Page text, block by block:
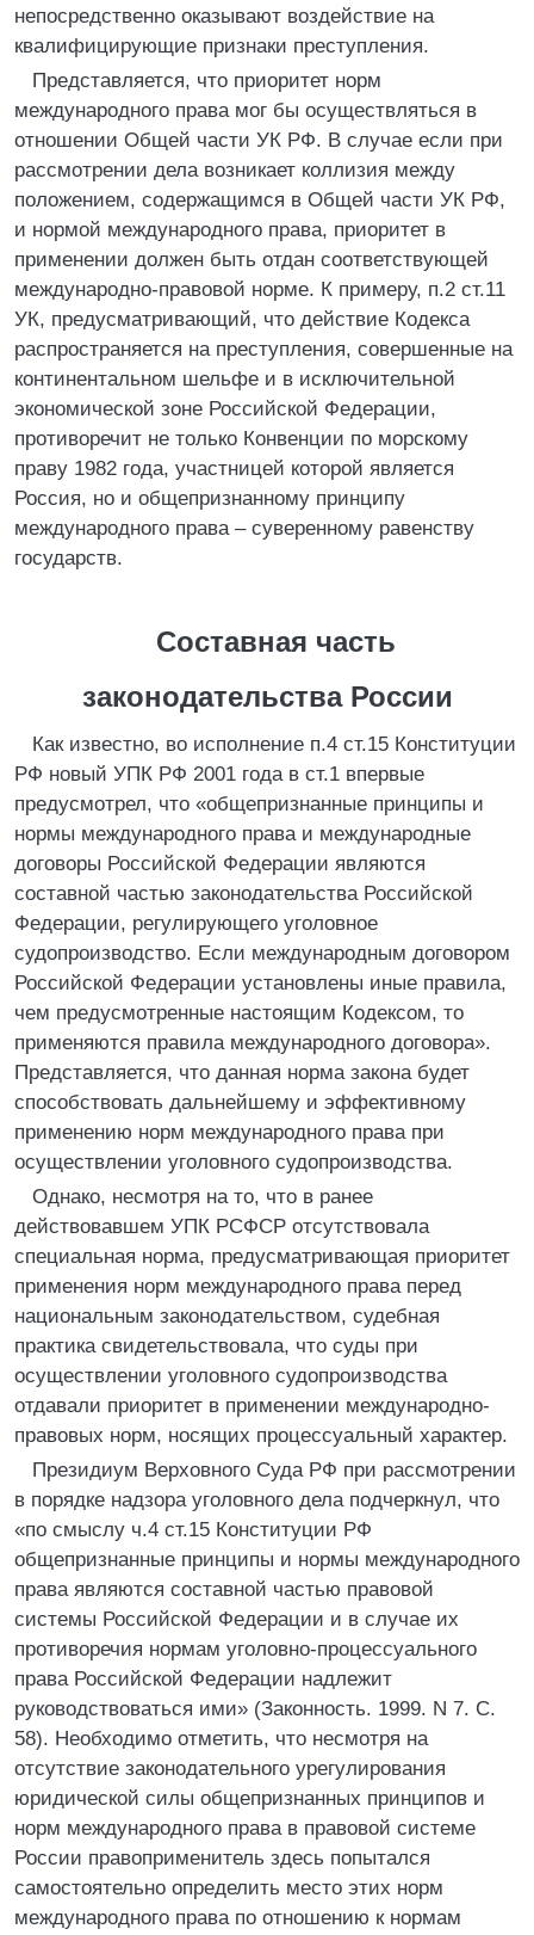
непосредственно оказывают воздействие на
квалифицирующие признаки преступления.
Представляется, что приоритет норм
международного права мог бы осуществляться в
отношении Общей части УК РФ. В случае если при
рассмотрении дела возникает коллизия между
положением, содержащимся в Общей части УК РФ,
и нормой международного права, приоритет в
применении должен быть отдан соответствующей
международно-правовой норме. К примеру, п.2 ст.11
УК, предусматривающий, что действие Кодекса
распространяется на преступления, совершенные на
континентальном шельфе и в исключительной
экономической зоне Российской Федерации,
противоречит не только Конвенции по морскому
праву 1982 года, участницей которой является
Россия, но и общепризнанному принципу
международного права – суверенному равенству
государств.
Составная часть
законодательства России
Как известно, во исполнение п.4 ст.15 Конституции
РФ новый УПК РФ 2001 года в ст.1 впервые
предусмотрел, что «общепризнанные принципы и
нормы международного права и международные
договоры Российской Федерации являются
составной частью законодательства Российской
Федерации, регулирующего уголовное
судопроизводство. Если международным договором
Российской Федерации установлены иные правила,
чем предусмотренные настоящим Кодексом, то
применяются правила международного договора».
Представляется, что данная норма закона будет
способствовать дальнейшему и эффективному
применению норм международного права при
осуществлении уголовного судопроизводства.
Однако, несмотря на то, что в ранее
действовавшем УПК РСФСР отсутствовала
специальная норма, предусматривающая приоритет
применения норм международного права перед
национальным законодательством, судебная
практика свидетельствовала, что суды при
осуществлении уголовного судопроизводства
отдавали приоритет в применении международно-
правовых норм, носящих процессуальный характер.
Президиум Верховного Суда РФ при рассмотрении
в порядке надзора уголовного дела подчеркнул, что
«по смыслу ч.4 ст.15 Конституции РФ
общепризнанные принципы и нормы международного
права являются составной частью правовой
системы Российской Федерации и в случае их
противоречия нормам уголовно-процессуального
права Российской Федерации надлежит
руководствоваться ими» (Законность. 1999. N 7. С.
58). Необходимо отметить, что несмотря на
отсутствие законодательного урегулирования
юридической силы общепризнанных принципов и
норм международного права в правовой системе
России правоприменитель здесь попытался
самостоятельно определить место этих норм
международного права по отношению к нормам